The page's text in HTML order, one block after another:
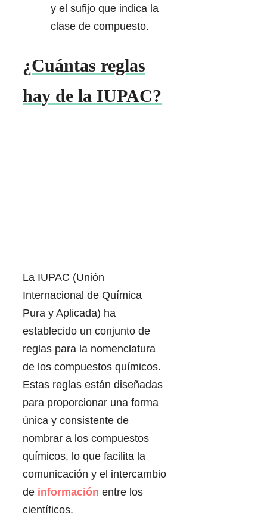
y el sufijo que indica la
clase de compuesto.
¿Cuántas reglas
hay de la IUPAC?
La IUPAC (Unión
Internacional de Química
Pura y Aplicada) ha
establecido un conjunto de
reglas para la nomenclatura
de los compuestos químicos.
Estas reglas están diseñadas
para proporcionar una forma
única y consistente de
nombrar a los compuestos
químicos, lo que facilita la
comunicación y el intercambio
de información entre los
científicos.